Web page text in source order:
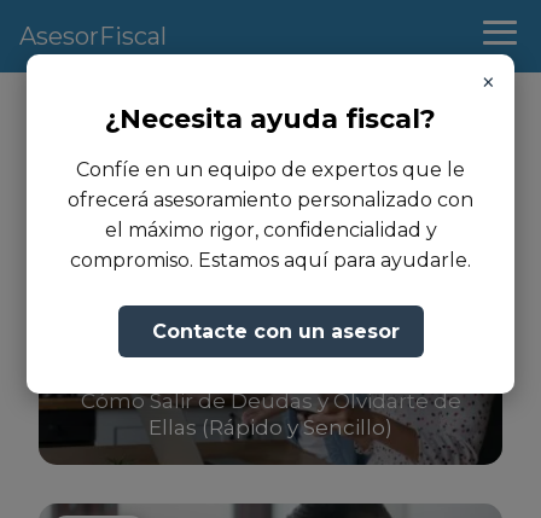
AsesorFiscal
Deudas
×
¿Necesita ayuda fiscal?
Confíe en un equipo de expertos que le
ofrecerá asesoramiento personalizado con
el máximo rigor, confidencialidad y
compromiso. Estamos aquí para ayudarle.
Contacte con un asesor
Cómo Salir de Deudas y Olvidarte de
Ellas (Rápido y Sencillo)